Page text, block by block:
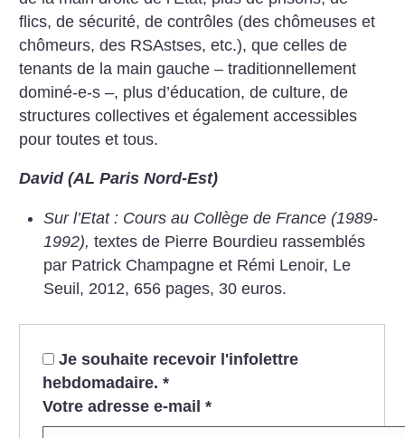
flics, de sécurité, de contrôles (des chômeuses et
chômeurs, des RSAstses, etc.), que celles de
tenants de la main gauche – traditionnellement
dominé-e-s –, plus d’éducation, de culture, de
structures collectives et également accessibles
pour toutes et tous.
David (AL Paris Nord-Est)
Sur l’Etat : Cours au Collège de France (1989-
1992), textes de Pierre Bourdieu rassemblés
par Patrick Champagne et Rémi Lenoir, Le
Seuil, 2012, 656 pages, 30 euros.
Je souhaite recevoir l'infolettre
hebdomadaire. *
Votre adresse e-mail *